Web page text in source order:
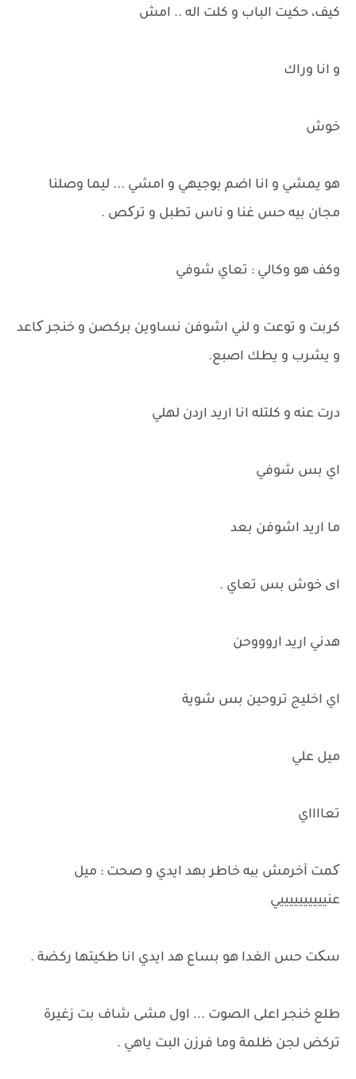
كيف، حكيت الباب و كلت اله .. امش
و انا وراك
خوش
هو يمشي و انا اضم بوجيهي و امشي ... ليما وصلنا
مجان بيه حس غنا و ناس تطبل و ترکص .
وكف هو وكالي : تعاي شوفي
كربت و توعت و لني اشوفن نساوين بركصن و خنجر کاعد
و يشرب و يطك اصبع.
درت عنه و كلتله انا اريد اردن لهلي
اي بس شوفي
ما اريد اشوفن بعد
ای خوش بس تعاي .
هدني اريد اروووحن
اي اخليج تروحين بس شوية
ميل علي
تعااااي
کمت آخرمش بیه خاطر بهد ايدي و صحت : ميل
عنييييييييييي
سکت حس الغدا هو بساع هد ايدي انا طكيتها ركضة .
طلع خنجر اعلى الصوت ... اول مشى شاف بت زغيرة
تركض لجن ظلمة وما فرزن البت ياهي .